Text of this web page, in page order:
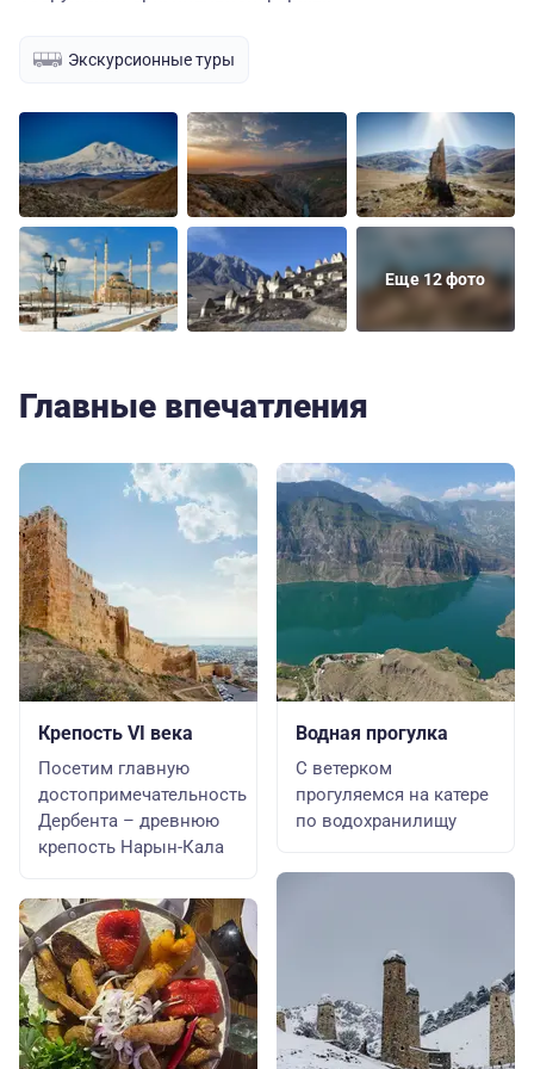
Экскурсионные туры
Еще 12 фото
Главные впечатления
Крепость VI века
Посетим главную
достопримечательность
Дербента – древнюю
крепость Нарын-Кала
Водная прогулка
С ветерком
прогуляемся на катере
по водохранилищу